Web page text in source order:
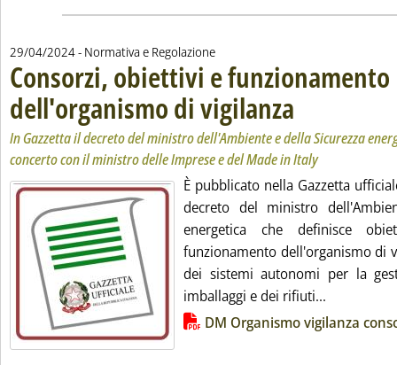
29/04/2024- Normativa e Regolazione
Consorzi, obiettivi e funzionamento
dell'organismo di vigilanza
In Gazzetta il decreto del ministro dell'Ambiente e della Sicurezza
concerto con il ministro delle Imprese e del Made in Italy
È pubblicato nella Gazzetta
decreto del ministro
energetica che definisce
funzionamento dell'organismo di
dei sistemi autonomi per la
imballaggi e dei rifiuti...
Lista allegati PDF alla notiziaDM Organismo vigilanza